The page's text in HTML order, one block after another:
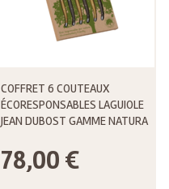
COFFRET 6 COUTEAUX
ÉCORESPONSABLES LAGUIOLE
JEAN DUBOST GAMME NATURA
78,00 €